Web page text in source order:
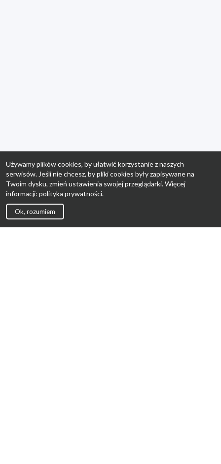
Używamy plików cookies, by ułatwić korzystanie z naszych
serwisów. Jeśli nie chcesz, by pliki cookies były zapisywane na
Twoim dysku, zmień ustawienia swojej przeglądarki. Więcej
informacji: polityka prywatności.
Ok, rozumiem